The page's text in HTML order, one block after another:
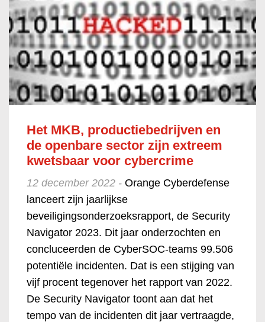
Het MKB, productiebedrijven en
de openbare sector zijn extreem
kwetsbaar voor cybercrime
12 december 2022 - Orange Cyberdefense
lanceert zijn jaarlijkse
beveiligingsonderzoeksrapport, de Security
Navigator 2023. Dit jaar onderzochten en
concluceerden de CyberSOC-teams 99.506
potentiële incidenten. Dat is een stijging van
vijf procent tegenover het rapport van 2022.
De Security Navigator toont aan dat het
tempo van de incidenten dit jaar vertraagde,